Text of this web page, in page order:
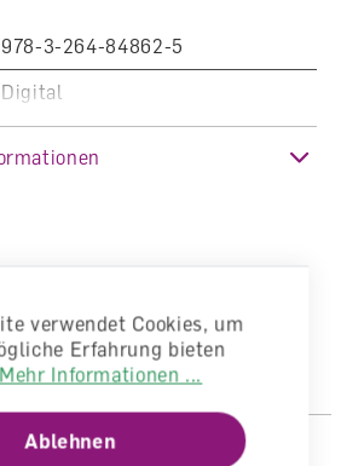
978-3-264-84862-5
Digital
1 Jahr
aus der
verwendet Cookies, um
Erfahrung bieten
Mehr Informationen ...
Ablehnen